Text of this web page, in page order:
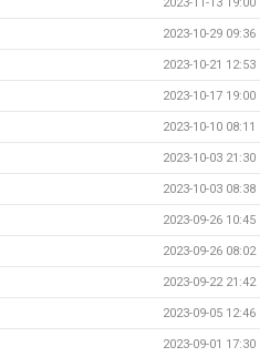
2023-10-29 09:36
2023-10-21 12:53
2023-10-17 19:00
2023-10-10 08:11
2023-10-03 21:30
2023-10-03 08:38
2023-09-26 10:45
2023-09-26 08:02
2023-09-22 21:42
2023-09-05 12:46
2023-09-01 17:30